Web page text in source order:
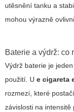
utěsnění tanku a
mohou výrazně
Baterie a výdrž: co
Výdrž baterie je
použití. U e cigareta
rozmezí, které
závislosti na